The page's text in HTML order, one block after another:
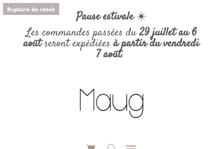
Pause estivale☀️
Les commandes passées du29 juillet au 6
aoûtseront expédiéesà partir du vendredi
7 août.
Rupture de stock